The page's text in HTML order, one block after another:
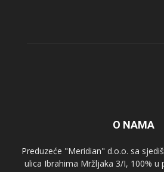
O NAMA
Preduzeće "Meridian" d.o.o. sa
ulica Ibrahima Mržljaka 3/I, 100% u